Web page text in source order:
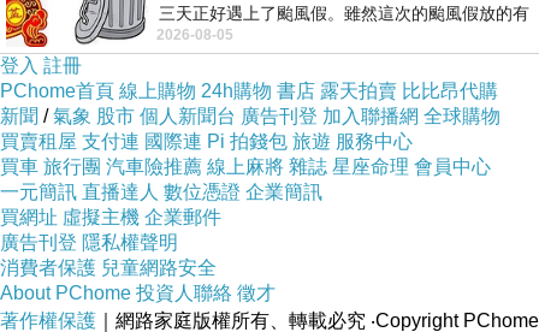
三天正好遇上了颱風假。雖然這次的颱風假放的有
點虛，因為風雨不大，但這也是最想要的
2026-08-05
登入 註冊
PChome首頁 線上購物 24h購物 書店 露天拍賣 比比昂代購
新聞 /氣象 股市 個人新聞台 廣告刊登 加入聯播網 全球購物
買賣租屋 支付連 國際連 Pi 拍錢包 旅遊 服務中心
買車 旅行團 汽車險推薦 線上麻將 雜誌 星座命理 會員中心
一元簡訊 直播達人 數位憑證 企業簡訊
買網址 虛擬主機 企業郵件
廣告刊登 隱私權聲明
消費者保護 兒童網路安全
About PChome 投資人聯絡 徵才
著作權保護 ｜網路家庭版權所有、轉載必究 ‧Copyright PChome